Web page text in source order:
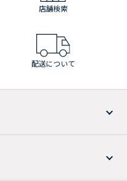
店舗検索
配送について